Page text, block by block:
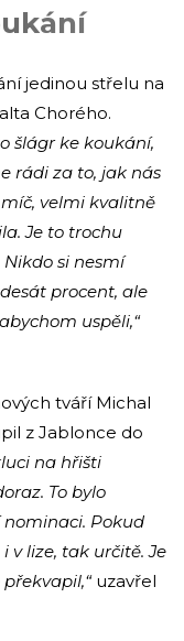
jedinou střelu na
Chorého.
šlágr ke koukání,
rádi za to, jak nás
velmi kvalitně
Je to trochu
si nesmí
procent, ale
uspěli,“
tváří Michal
z Jablonce do
na hřišti
To bylo
nominaci. Pokud
v lize, tak určitě. Je
uzavřel